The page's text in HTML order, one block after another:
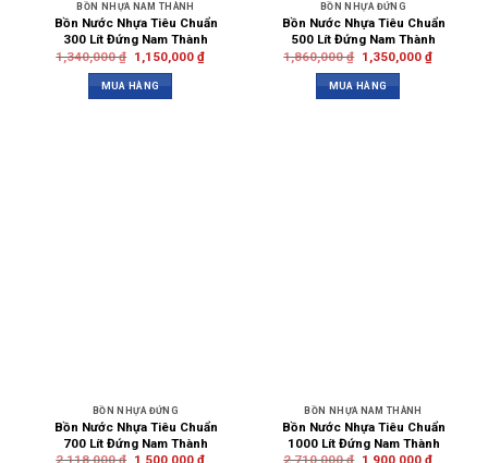
BỒN NHỰA NAM THÀNH
Bồn Nước Nhựa Tiêu Chuẩn
300 Lít Đứng Nam Thành
1,340,000₫ 1,150,000 ₫
MUA HÀNG
BỒN NHỰA ĐỨNG
Bồn Nước Nhựa Tiêu Chuẩn
500 Lít Đứng Nam Thành
1,860,000₫ 1,350,000 ₫
MUA HÀNG
BỒN NHỰA ĐỨNG
Bồn Nước Nhựa Tiêu Chuẩn
700 Lít Đứng Nam Thành
BỒN NHỰA NAM THÀNH
Bồn Nước Nhựa Tiêu Chuẩn
1000 Lít Đứng Nam Thành